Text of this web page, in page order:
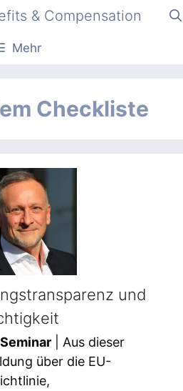
& Compensation
Mehr
Checkliste
und
| Aus dieser
über die EU-